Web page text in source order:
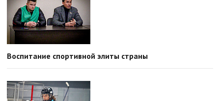
Воспитание спортивной элиты страны